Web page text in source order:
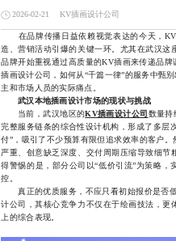
2026-02-21 KV插画设计公司
在品牌传播日益依赖视觉表达的今天，KV
造、营销活动引爆的关键一环。尤其在武汉
品牌开始重视通过高质量的KV插画来传递品
插画设计公司，如何从“千篇一律”的服务中甄
主和市场人员的实际痛点。
武汉本地插画设计市场的现状与挑战
当前，武汉地区的KV插画设计公司 数量持
完整服务链条的综合性设计机构，形成了多层
付”，吸引了不少预算有限但追求效率的客户
严重、创意缺乏深度、交付周期压缩导致细
得警惕的是，部分公司以“低价引流”为策略
控。
真正的优质服务，不应只看初始报价是否
计公司，其核心竞争力不仅在于绘画技法，
上的综合表现。